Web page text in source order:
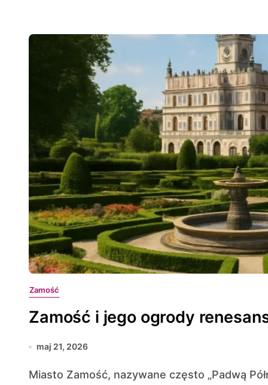
Zamość
Zamość i jego ogrody
maj 21, 2026
Miasto Zamość, nazywane często „Padwą Północy”, zachwyca niezwykłym połączeniem